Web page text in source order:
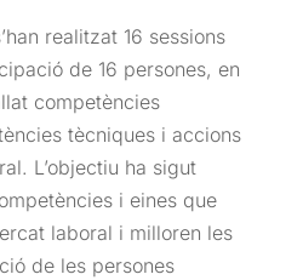
realitzat 16 sessions
de 16 persones, en
competències
tècniques i accions
L’objectiu ha sigut
i eines que
laboral i milloren les
de les persones